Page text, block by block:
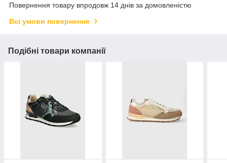
Повернення товару впродовж 14 днів за домовленістю
Всі умови повернення
Подібні товари компанії